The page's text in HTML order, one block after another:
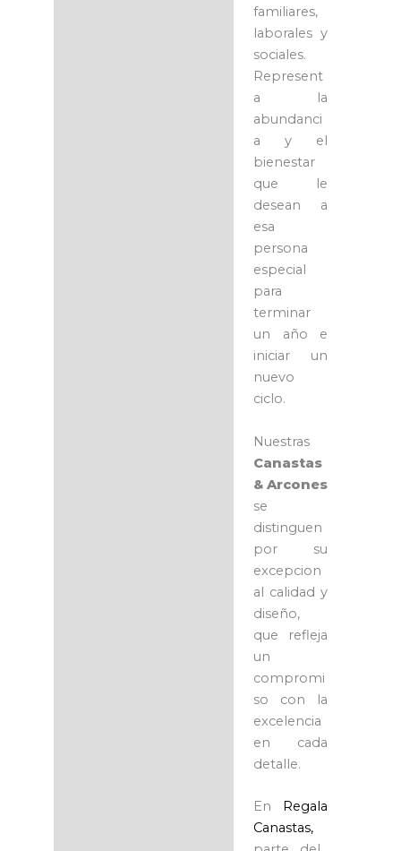
familiares,
laborales y
sociales.
Represent
a la
abundanci
a y el
bienestar
que le
desean a
esa
persona
especial
para
terminar
un año e
iniciar un
nuevo
ciclo.
Nuestras
Canastas
& Arcones
se
distinguen
por su
excepcion
al calidad y
diseño,
que refleja
un
compromi
so con la
excelencia
en cada
detalle.
En
Regala
Canastas,